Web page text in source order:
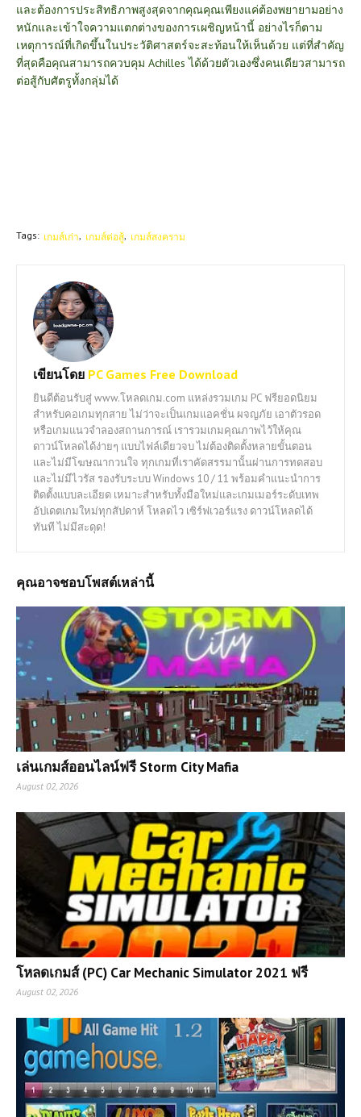
และต้องการประสิทธิภาพสูงสุดจากคุณคุณเพียงแค่ต้องพยายามอย่าง
หนักและเข้าใจความแตกต่างของการเผชิญหน้านี้ อย่างไรก็ตาม
เหตุการณ์ที่เกิดขึ้นในประวัติศาสตร์จะสะท้อนให้เห็นด้วย แต่ที่สำคัญ
ที่สุดคือคุณสามารถควบคุม Achilles ได้ด้วยตัวเองซึ่งคนเดียวสามารถ
ต่อสู้กับศัตรูทั้งกลุ่มได้
Tags: เกมส์เก่า เกมส์ต่อสู้ เกมส์สงคราม
เขียนโดย PC Games Free Download
ยินดีต้อนรับสู่ www.โหลดเกม.com แหล่งรวมเกม PC ฟรียอดนิยม
สำหรับคอเกมทุกสาย ไม่ว่าจะเป็นเกมแอคชั่น ผจญภัย เอาตัวรอด
หรือเกมแนวจำลองสถานการณ์ เรารวมเกมคุณภาพไว้ให้คุณ
ดาวน์โหลดได้ง่ายๆ แบบไฟล์เดียวจบ ไม่ต้องติดตั้งหลายขั้นตอน
และไม่มีโฆษณากวนใจ ทุกเกมที่เราคัดสรรมานั้นผ่านการทดสอบ
และไม่มีไวรัส รองรับระบบ Windows 10 / 11 พร้อมคำแนะนำการ
ติดตั้งแบบละเอียด เหมาะสำหรับทั้งมือใหม่และเกมเมอร์ระดับเทพ
อัปเดตเกมใหม่ทุกสัปดาห์ โหลดไว เซิร์ฟเวอร์แรง ดาวน์โหลดได้
ทันที ไม่มีสะดุด!
คุณอาจชอบโพสต์เหล่านี้
เล่นเกมส์ออนไลน์ฟรี Storm City Mafia
August 02, 2026
โหลดเกมส์ (PC) Car Mechanic Simulator 2021 ฟรี
August 02, 2026